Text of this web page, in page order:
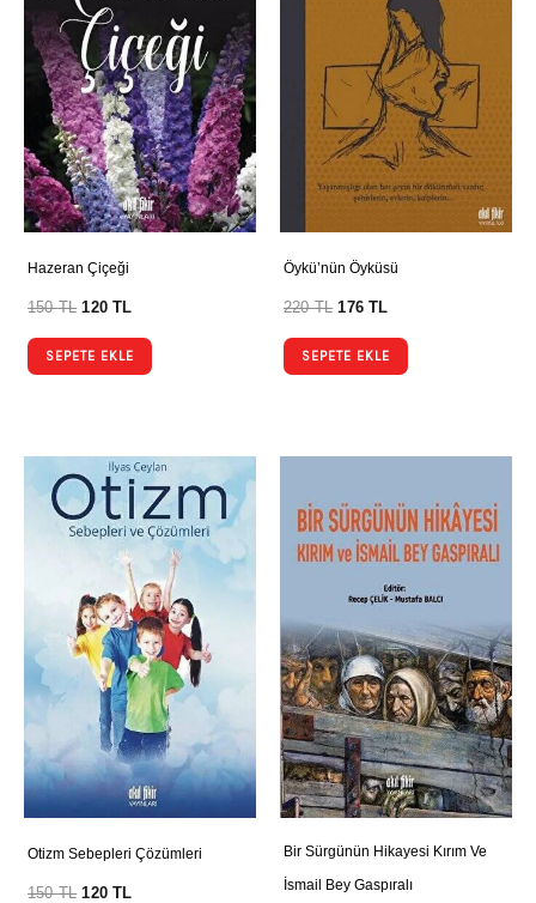
Hazeran Çiçeği
150TL 120TL
SEPETE EKLE
Öykü’nün Öyküsü
220TL 176TL
SEPETE EKLE
Otizm Sebepleri Çözümleri
150TL 120TL
Bir Sürgünün Hikayesi Kırım Ve
İsmail Bey Gaspıralı